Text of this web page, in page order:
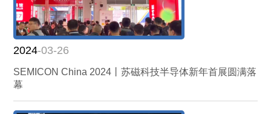
2024-03-26
SEMICON China 2024丨苏磁科技半导体新年首展圆满落
幕